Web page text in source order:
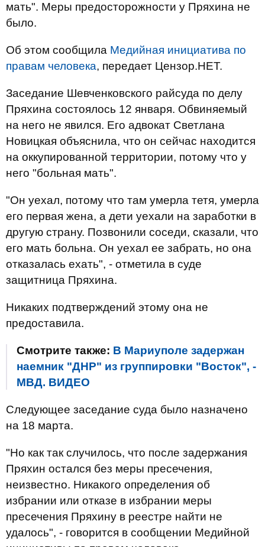
мать". Меры предосторожности у Пряхина не
было.
Об этом сообщила Медийная инициатива по
правам человека, передает Цензор.НЕТ.
Заседание Шевченковского райсуда по делу
Пряхина состоялось 12 января. Обвиняемый
на него не явился. Его адвокат Светлана
Новицкая объяснила, что он сейчас находится
на оккупированной территории, потому что у
него "больная мать".
"Он уехал, потому что там умерла тетя, умерла
его первая жена, а дети уехали на заработки в
другую страну. Позвонили соседи, сказали, что
его мать больна. Он уехал ее забрать, но она
отказалась ехать", - отметила в суде
защитница Пряхина.
Никаких подтверждений этому она не
предоставила.
Смотрите также: В Мариуполе задержан
наемник "ДНР" из группировки "Восток", -
МВД. ВИДЕО
Следующее заседание суда было назначено
на 18 марта.
"Но как так случилось, что после задержания
Пряхин остался без меры пресечения,
неизвестно. Никакого определения об
избрании или отказе в избрании меры
пресечения Пряхину в реестре найти не
удалось", - говорится в сообщении Медийной